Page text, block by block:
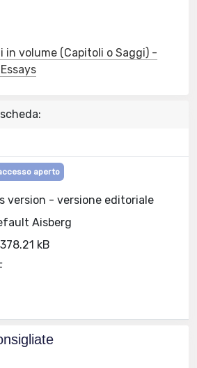
in volume (Capitoli o Saggi) -
aperto
version - versione editoriale
Aisberg
kB